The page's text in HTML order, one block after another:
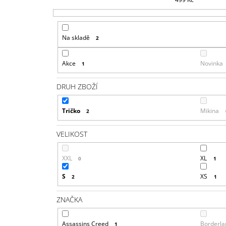
Na skladě 2
Akce 1 Novinka
DRUH ZBOŽÍ
Tričko 2 Mikina
VELIKOST
XXL 0 XL 1
S 2 XS 1
ZNAČKA
Assassins Creed 1